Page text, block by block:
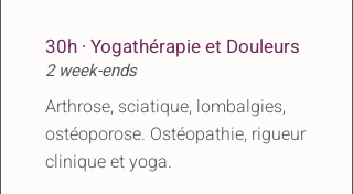
30h · Yogathérapie et Douleurs
2 week-ends
Arthrose, sciatique, lombalgies,
ostéoporose. Ostéopathie, rigueur
clinique et yoga.